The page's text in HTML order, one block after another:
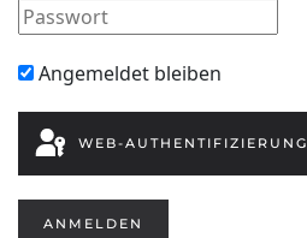
Angemeldet bleiben
WEB-AUTHENTIFIZIERUNG
ANMELDEN